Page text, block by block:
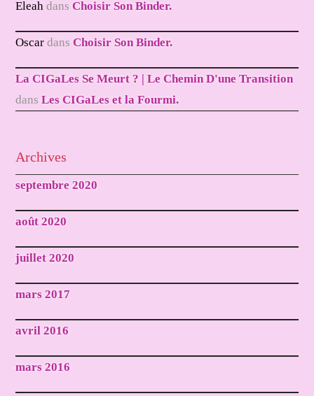
Eleah dansChoisir Son Binder.
Oscar dansChoisir Son Binder.
La CIGaLes Se Meurt ? | Le Chemin D'une Transition
dansLes CIGaLes et la Fourmi.
Archives
septembre 2020
août 2020
juillet 2020
mars 2017
avril 2016
mars 2016